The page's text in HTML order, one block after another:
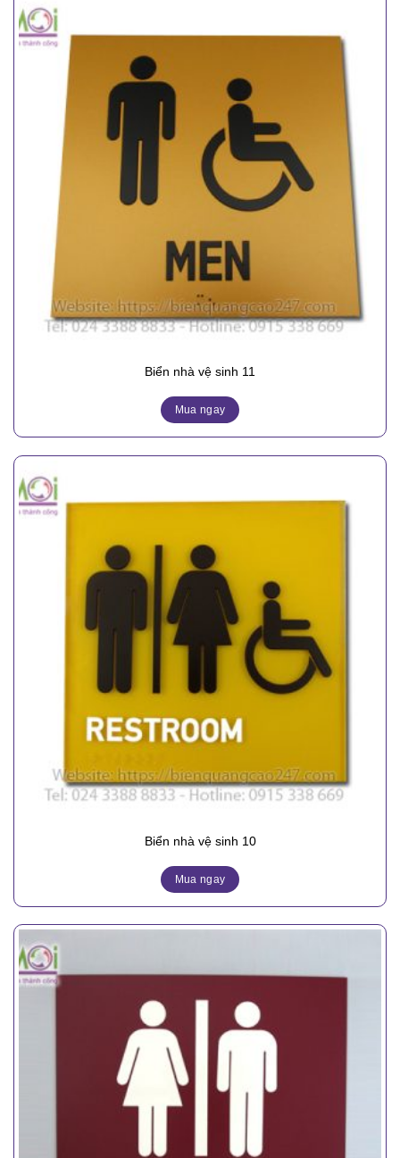
Biển nhà vệ sinh 11
Mua ngay
Biển nhà vệ sinh 10
Mua ngay